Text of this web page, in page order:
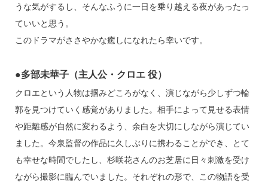
うな気がするし、そんなふうに一日を乗り越える夜があったっ
ていいと思う。
このドラマがささやかな癒しになれたら幸いです。
●多部未華子（主人公・クロエ 役）
クロエという人物は掴みどころがなく、演じながら少しずつ輪
郭を見つけていく感覚がありました。相手によって見せる表情
や距離感が自然に変わるよう、余白を大切にしながら演じてい
ました。今泉監督の作品に久しぶりに携わることができ、とて
も幸せな時間でしたし、杉咲花さんのお芝居に日々刺激を受け
ながら撮影に臨んでいました。それぞれの形で、この物語を受